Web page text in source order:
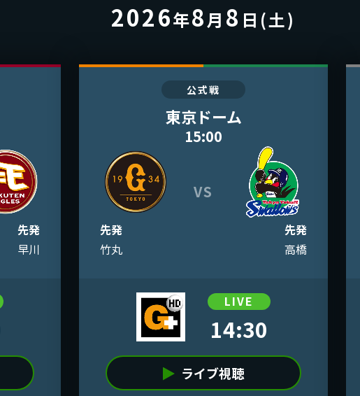
2026年8月 8 日(土)
先発
早川
公式戦
東京ドーム
15:00
先発
VS
先発
竹丸
高橋
LIVE
14:30
ライブ視聴